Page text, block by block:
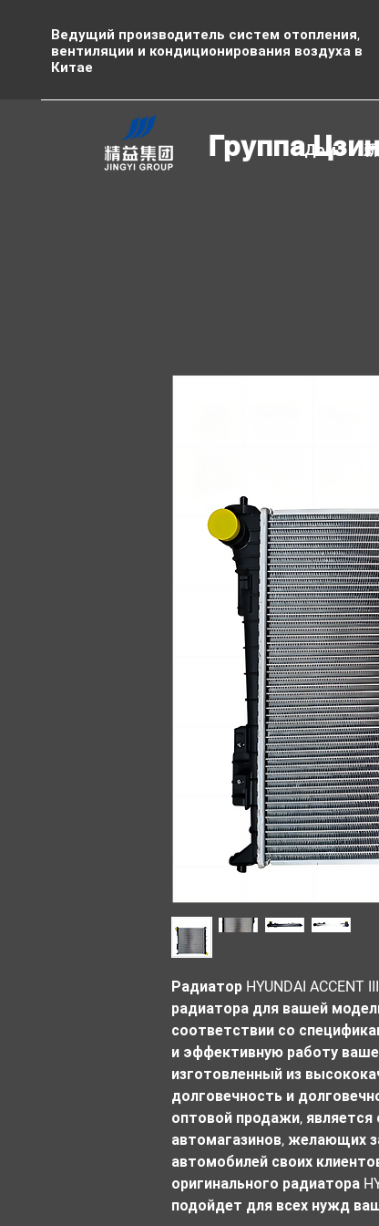
Ведущий производитель систем отопления,
вентиляции и кондиционирования воздуха в
Китае
ГруппаДом
Радиатор HYUNDAI ACCENT
радиатора для вашей
соответствии со
и эффективную работу
изготовленный из
долговечность и
оптовой продажи,
автомагазинов, желающих
автомобилей своих
оригинального радиатора
подойдет для всех нужд